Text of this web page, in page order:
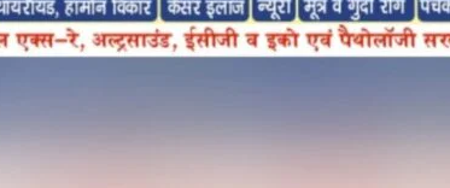
News